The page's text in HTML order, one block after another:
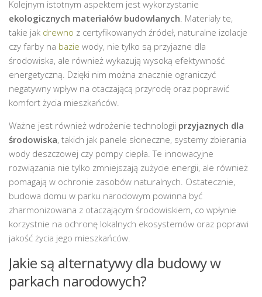
Kolejnym istotnym aspektem jest wykorzystanie
ekologicznych materiałów budowlanych . Materiały te,
takie jak drewno z certyfikowanych źródeł, naturalne izolacje
czy farby na bazie wody, nie tylko są przyjazne dla
środowiska, ale również wykazują wysoką efektywność
energetyczną. Dzięki nim można znacznie ograniczyć
negatywny wpływ na otaczającą przyrodę oraz poprawić
komfort życia mieszkańców.
Ważne jest również wdrożenie technologii przyjaznych dla
środowiska, takich jak panele słoneczne, systemy zbierania
wody deszczowej czy pompy ciepła. Te innowacyjne
rozwiązania nie tylko zmniejszają zużycie energii, ale również
pomagają w ochronie zasobów naturalnych. Ostatecznie,
budowa domu w parku narodowym powinna być
zharmonizowana z otaczającym środowiskiem, co wpłynie
korzystnie na ochronę lokalnych ekosystemów oraz poprawi
jakość życia jego mieszkańców.
Jakie są alternatywy dla budowy w
parkach narodowych?